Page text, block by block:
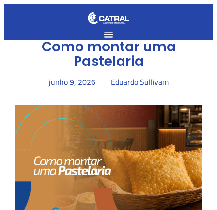
Como montar uma
Pastelaria
junho 9, 2026 Eduardo Sullivam